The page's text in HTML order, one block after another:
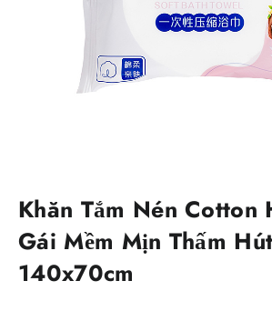
Khăn Tắm Nén Cotton
Gái Mềm Mịn Thấm
140x70cm